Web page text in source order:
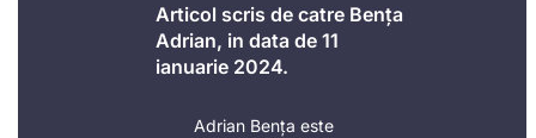
Articol scris de catre Bența
Adrian, in data de 11
ianuarie 2024.
Adrian Bența este